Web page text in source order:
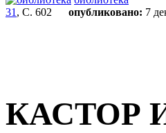
31 , С. 602 опубликовано: 7
КАСТОР